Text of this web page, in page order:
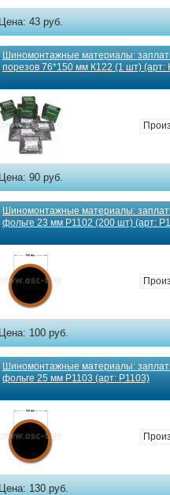
Цена: 43 руб.
Шиномонтажные материалы:
порезов 76*150 мм К122 (1 шт) (арт:
Цена: 90 руб.
Шиномонтажные материалы:
фольге 23 мм Р1102 (200 шт) (арт:
Цена: 100 руб.
Шиномонтажные материалы:
фольге 25 мм Р1103 (арт: Р1103)
Цена: 130 руб.